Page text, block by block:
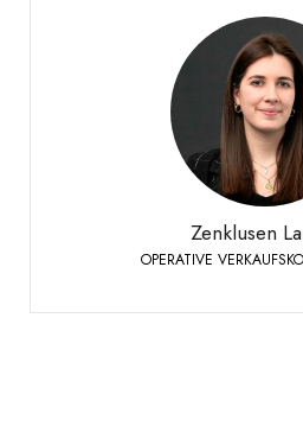
Zenklusen
OPERATIVE
Zenklusen
OPERATIVE
Siders
+41 27 451 25 49